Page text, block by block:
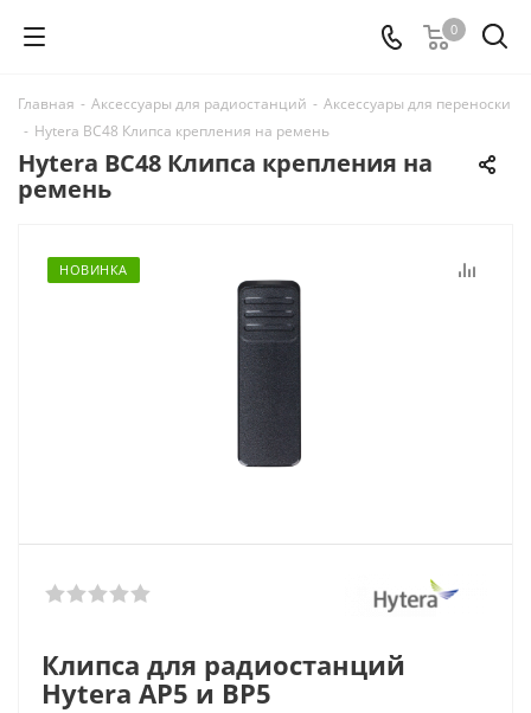
0
Главная - Аксессуары для радиостанций - Аксессуары для переноски
- Hytera BC48 Клипса крепления на ремень
Hytera BC48 Клипса крепления на
ремень
НОВИНКА
Клипса для радиостанций
Hytera AP5 и BP5